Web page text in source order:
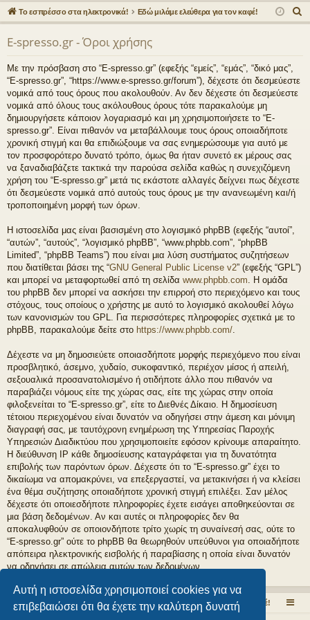
Αυτή η ιστοσελίδα χρησιμοποιεί cookies για να
επιβεβαιώσει ότι θα έχετε την καλύτερη δυνατή
γο
ρε
ς
συ
έσ
εις
Συ
ζη
σε
δε
ση
ρα
φ
Το εσπρέσσο στα ηλεκτρονικά! Εδώ μιλάμε ελεύθερα για τον καφέ!
ν
E-spresso.gr - Όροι χρήσης
Με την πρόσβαση στο “E-spresso.gr” (εφεξής “εμείς”, “εμάς”, “δικό μας”,
“E-spresso.gr”, “https://www.e-spresso.gr/forum”), δέχεστε ότι δεσμεύεστε
νομικά από τους όρους που ακολουθούν. Αν δεν δέχεστε ότι δεσμεύεστε
νομικά από όλους τους ακόλουθους όρους τότε παρακαλούμε μη
δημιουργήσετε κάποιον λογαριασμό και μη χρησιμοποιήσετε το “E-
spresso.gr”. Είναι πιθανόν να μεταβάλλουμε τους όρους οποιαδήποτε
χρονική στιγμή και θα επιδιώξουμε να σας ενημερώσουμε για αυτό με
τον προσφορότερο δυνατό τρόπο, όμως θα ήταν συνετό εκ μέρους σας
να ξαναδιαβάζετε τακτικά την παρούσα σελίδα καθώς η συνεχιζόμενη
χρήση του “E-spresso.gr” μετά τις εκάστοτε αλλαγές δείχνει πως δέχεστε
ότι δεσμεύεστε νομικά από αυτούς τους όρους με την ανανεωμένη και/ή
τροποποιημένη μορφή των όρων.
Η ιστοσελίδα μας είναι βασισμένη στο λογισμικό phpBB (εφεξής “αυτοί”,
“αυτών”, “αυτούς”, “λογισμικό phpBB”, “www.phpbb.com”, “phpBB
Limited”, “phpBB Teams”) που είναι μια λύση συστήματος συζητήσεων
που διατίθεται βάσει της “GNU General Public License v2” (εφεξής “GPL”)
και μπορεί να μεταφορτωθεί από τη σελίδα www.phpbb.com . Η ομάδα
του phpBB δεν μπορεί να ασκήσει την επιρροή στο περιεχόμενο και τους
στόχους, τους οποίους ο χρήστης με αυτό το λογισμικό ακολουθεί λόγω
των κανονισμών του GPL. Για περισσότερες πληροφορίες σχετικά με το
phpBB, παρακαλούμε δείτε στο https://www.phpbb.com/
Δέχεστε να μη δημοσιεύετε οποιασδήποτε μορφής περιεχόμενο που είναι
προσβλητικό, άσεμνο, χυδαίο, συκοφαντικό, περιέχον μίσος ή απειλή,
σεξουαλικά προσανατολισμένο ή οτιδήποτε άλλο που πιθανόν να
παραβιάζει νόμους είτε της χώρας σας, είτε της χώρας στην οποία
φιλοξενείται το “E-spresso.gr”, είτε το Διεθνές Δίκαιο. Η δημοσίευση
τέτοιου περιεχομένου είναι δυνατόν να οδηγήσει στην άμεση και μόνιμη
διαγραφή σας, με ταυτόχρονη ενημέρωση της Υπηρεσίας Παροχής
Υπηρεσιών Διαδικτύου που χρησιμοποιείτε εφόσον κρίνουμε απαραίτητο.
Η διεύθυνση IP κάθε δημοσίευσης καταγράφεται για τη δυνατότητα
επιβολής των παρόντων όρων. Δέχεστε ότι το “E-spresso.gr” έχει το
δικαίωμα να απομακρύνει, να επεξεργαστεί, να μετακινήσει ή να κλείσει
ένα θέμα συζήτησης οποιαδήποτε χρονική στιγμή επιλέξει. Σαν μέλος
δέχεστε ότι οποιεσδήποτε πληροφορίες έχετε εισάγει αποθηκεύονται σε
μια βάση δεδομένων. Αν και αυτές οι πληροφορίες δεν θα
αποκαλυφθούν σε οποιονδήποτε τρίτο χωρίς τη συναίνεσή σας, ούτε το
“E-spresso.gr” ούτε το phpBB θα θεωρηθούν υπεύθυνοι για οποιαδήποτε
απόπειρα ηλεκτρονικής εισβολής ή παραβίασης η οποία είναι δυνατόν
να οδηγήσει σε απώλεια αυτών των δεδομένων.
Το εσπρέσσο στα ηλεκτρονικά! Εδώ μιλάμε ελεύθερα για τον καφέ!